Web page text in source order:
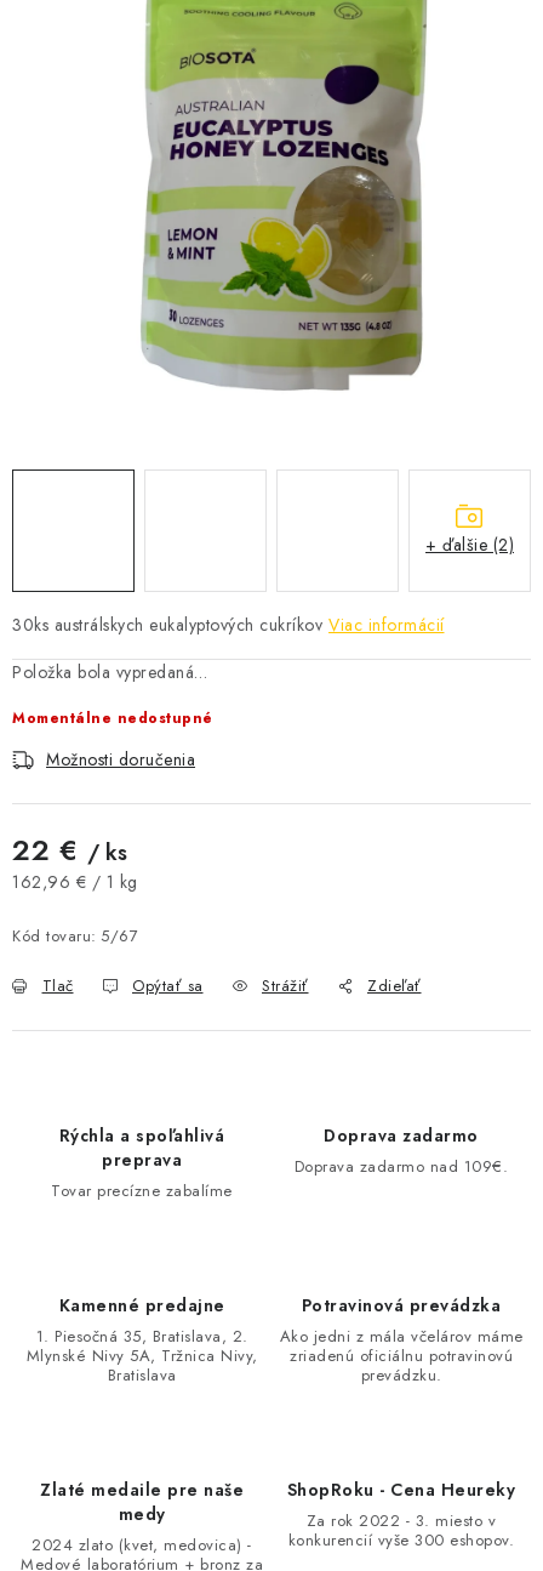
MEDOVÉ DARČEKOVÉ SETY
VÝROBKY Z VOSKU
DOPLNKY KU VČELÍM PRODUKTOM
MEDOVÉ CUKROVINKY
SLUŽBY VČELÁRA
DARČEKOVÝ POUKAZ
NOVINKY
VÝŽIVOVÉ DOPLNKY
Kontakty
Doprava a platba
Ochrana osobných údajov
Vrátenie tovaru, výmena a reklamácie
Veľkoobchod
30ks austrálskych eukalyptových cukríkov Viac informácií
Položka bola vypredaná…
Momentálne nedostupné
Možnosti doručenia
22 € / ks
Jednotková cena:
162,96 € / 1 kg
Kód tovaru: 5/67
Tlač Opýtať sa Strážiť Zdieľať
+ ďalšie (2)
Rýchla a spoľahlivá
preprava
Tovar precízne zabalíme
Doprava zadarmo
Doprava zadarmo nad 109€.
Kamenné predajne
1. Piesočná 35, Bratislava, 2.
Mlynské Nivy 5A, Tržnica Nivy,
Bratislava
Potravinová prevádzka
Ako jedni z mála včelárov máme
zriadenú oficiálnu potravinovú
prevádzku.
Zlaté medaile pre naše
medy
2024 zlato (kvet, medovica) -
Medové laboratórium + bronz za
ShopRoku - Cena Heureky
Za rok 2022 - 3. miesto v
konkurencií vyše 300 eshopov.